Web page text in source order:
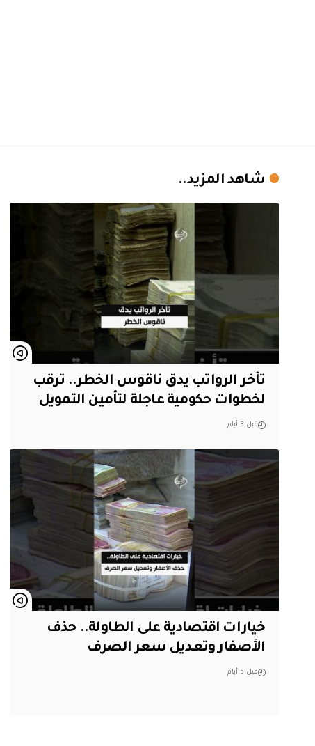
شاهد المزيد..
تأخر الرواتب يدق ناقوس الخطر.. ترقب
لخطوات حكومية عاجلة لتأمين التمويل
قبل 3 أيام
خيارات اقتصادية على الطاولة.. حذف
الأصفار وتعديل سعر الصرف
قبل 5 أيام